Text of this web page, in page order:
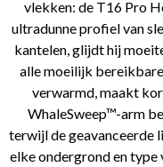
vlekken: de T16 Pro
ultradunne profiel van
kantelen, glijdt hij
alle moeilijk
verwarmd, maakt
WhaleSweep™-arm
terwijl de geavanceerde
elke ondergrond en type